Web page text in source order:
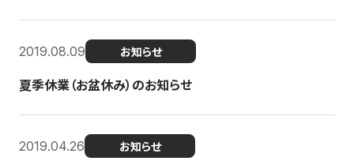
2019.08.09 お知らせ
夏季休業（お盆休み）のお知らせ
2019.04.26 お知らせ